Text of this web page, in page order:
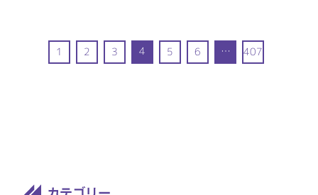
1 2 3 4 5 6 … 407